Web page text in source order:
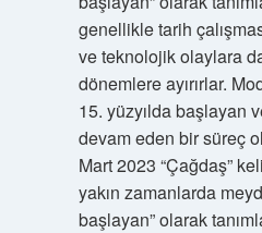
genellikle tarih
ve teknolojik olaylara
dönemlere ayırırlar.
15. yüzyılda başlayan
devam eden bir süreç
Mart 2023 “Çağdaş”
yakın zamanlarda
başlayan” olarak